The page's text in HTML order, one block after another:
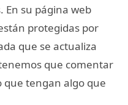
su página web
protegidas por
que se actualiza
que comentar
que tengan algo que